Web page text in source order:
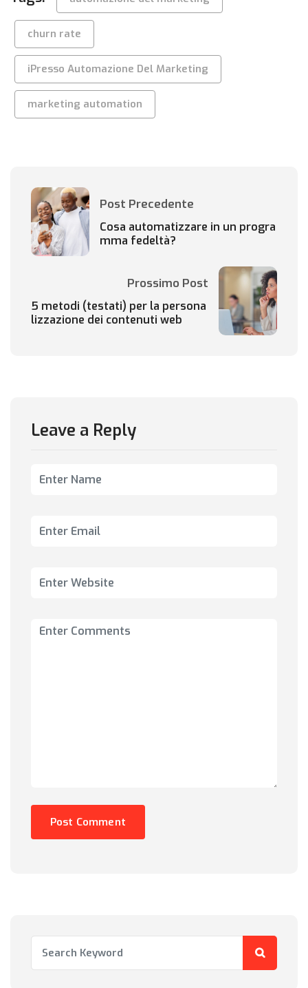
churn rate
iPresso Automazione Del Marketing
marketing automation
Post Precedente
Cosa automatizzare in un progra
mma fedeltà?
Prossimo Post
5 metodi (testati) per la persona
lizzazione dei contenuti web
Leave a Reply